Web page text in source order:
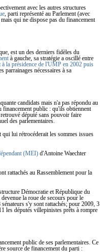
avec les autres structures
, parti représenté au Parlement (avec
qui ne dispose pas du financement
est un des derniers fidèles du
à gauche, sa stratégie a oscillé entre
à la présidence de l'UMP en 2002 puis
parrainages nécessaires à sa
candidats mais n'a pas répondu au
financement public : qu'ils obtiennent
député sans pouvoir faire
des parlementaires.
lui rétrocéderait les sommes issues
(MEI) d'Antoine Waechter
rattachés au Rassemblement pour la
Démocratie et République du
la roue de secours pour le
s'y sont rattachés; pour 2009, 3
les députés villepinistes prêts à rompre
public de ses parlementaires. Ce
source de financement du parti :